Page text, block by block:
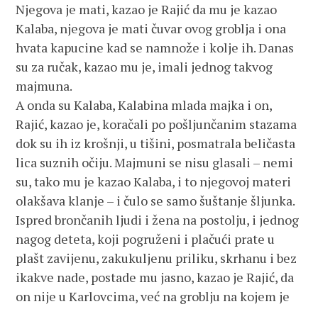
Njegova je mati, kazao je Rajić da mu je kazao
Kalaba, njegova je mati čuvar ovog groblja i ona
hvata kapucine kad se namnože i kolje ih. Danas
su za ručak, kazao mu je, imali jednog takvog
majmuna.
A onda su Kalaba, Kalabina mlada majka i on,
Rajić, kazao je, koračali po pošljunčanim stazama
dok su ih iz krošnji, u tišini, posmatrala beličasta
lica suznih očiju. Majmuni se nisu glasali – nemi
su, tako mu je kazao Kalaba, i to njegovoj materi
olakšava klanje – i čulo se samo šuštanje šljunka.
Ispred brončanih ljudi i žena na postolju, i jednog
nagog deteta, koji pogruženi i plačući prate u
plašt zavijenu, zakukuljenu priliku, skrhanu i bez
ikakve nade, postade mu jasno, kazao je Rajić, da
on nije u Karlovcima, već na groblju na kojem je